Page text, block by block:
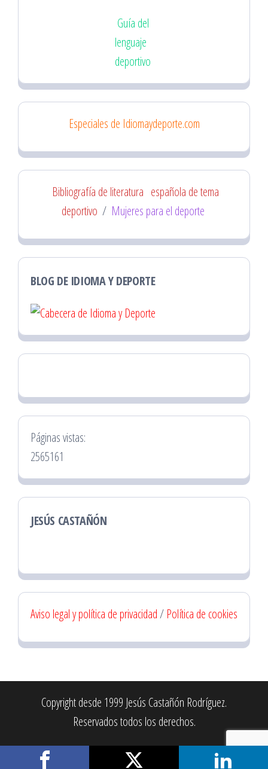
Guía del
lenguaje
deportivo
Especiales de Idiomaydeporte.com
Bibliografía de literatura española de tema
deportivo / Mujeres para el deporte
BLOG DE IDIOMA Y DEPORTE
Páginas vistas:
2565161
JESÚS CASTAÑÓN
Aviso legal y política de privacidad/ Política de cookies
Copyright desde 1999 Jesús Castañón Rodríguez.
Reservados todos los derechos.